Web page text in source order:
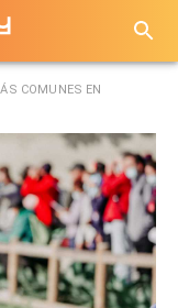
COMUNES EN